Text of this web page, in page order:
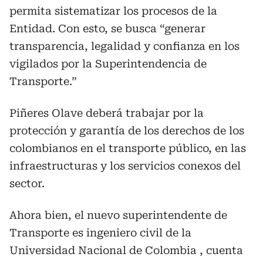
permita sistematizar los procesos de la
Entidad. Con esto, se busca “generar
transparencia, legalidad y confianza en los
vigilados por la Superintendencia de
Transporte.”
Piñeres Olave deberá trabajar por la
protección y garantía de los derechos de los
colombianos en el transporte público, en las
infraestructuras y los servicios conexos del
sector.
Ahora bien, el nuevo superintendente de
Transporte es ingeniero civil de la
Universidad Nacional de Colombia , cuenta